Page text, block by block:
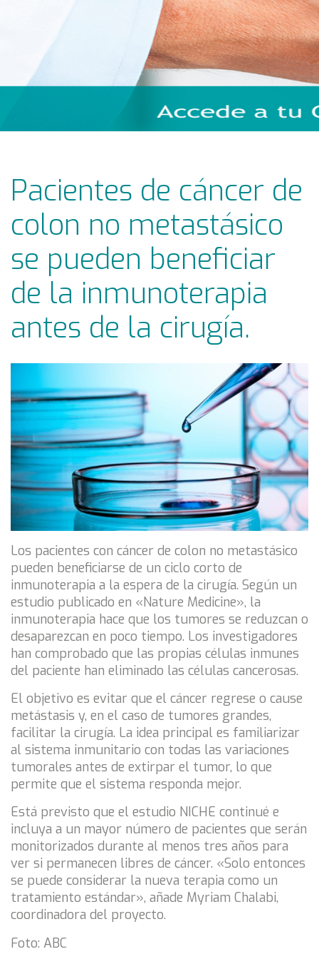
Pacientes de cáncer de
colon no metastásico
se pueden beneficiar
de la inmunoterapia
antes de la cirugía.
Los pacientes con cáncer de colon no metastásico
pueden beneficiarse de un ciclo corto de
inmunoterapia a la espera de la cirugía. Según un
estudio publicado en «Nature Medicine», la
inmunoterapia hace que los tumores se reduzcan o
desaparezcan en poco tiempo. Los investigadores
han comprobado que las propias células inmunes
del paciente han eliminado las células cancerosas.
El objetivo es evitar que el cáncer regrese o cause
metástasis y, en el caso de tumores grandes,
facilitar la cirugía. La idea principal es familiarizar
al sistema inmunitario con todas las variaciones
tumorales antes de extirpar el tumor, lo que
permite que el sistema responda mejor.
Está previsto que el estudio NICHE continué e
incluya a un mayor número de pacientes que serán
monitorizados durante al menos tres años para
ver si permanecen libres de cáncer. «Solo entonces
se puede considerar la nueva terapia como un
tratamiento estándar», añade Myriam Chalabi,
coordinadora del proyecto.
Foto: ABC